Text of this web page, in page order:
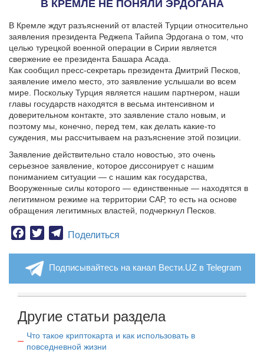
В КРЕМЛЕ НЕ ПОНЯЛИ ЭРДОГАНА
В Кремле ждут разъяснений от властей Турции относительно
заявления президента Реджепа Тайипа Эрдогана о том, что
целью турецкой военной операции в Сирии является
свержение ее президента Башара Асада.
Как сообщил пресс-секретарь президента Дмитрий Песков,
заявление имело место, это заявление услышали во всем
мире. Поскольку Турция является нашим партнером, наши
главы государств находятся в весьма интенсивном и
доверительном контакте, это заявление стало новым, и
поэтому мы, конечно, перед тем, как делать какие-то
суждения, мы рассчитываем на разъяснение этой позиции.
Заявление действительно стало новостью, это очень
серьезное заявление, которое диссонирует с нашим
пониманием ситуации — с нашим как государства,
Вооруженные силы которого — единственные — находятся в
легитимном режиме на территории САР, то есть на основе
обращения легитимных властей, подчеркнул Песков.
Facebook
TwitterTelegram
Поделиться
Подписывайтесь на канал Вести.UZ в Telegram
Другие статьи раздела
Что такое криптокарта и как использовать в
повседневной жизни